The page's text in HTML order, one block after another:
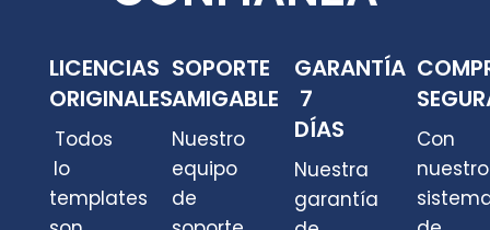
LICENCIAS
ORIGINALES
Todos
lo
templates
SOPORTE
AMIGABLE
Nuestro
equipo
de
GARANTÍA
7
DÍAS
Nuestra
garantía
Con
nuestro